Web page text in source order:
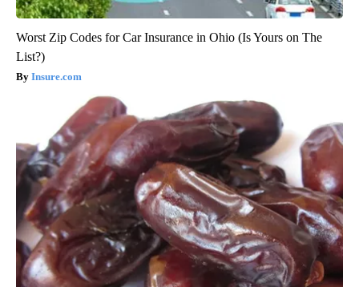
Worst Zip Codes for Car Insurance in Ohio (Is Yours on The
List?)
Insure.com